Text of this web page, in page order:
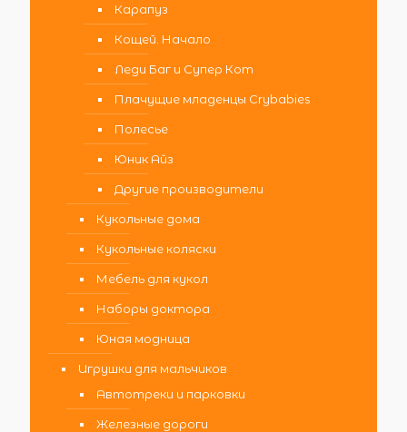
Карапуз
Кощей. Начало
Леди Баг и Супер Кот
Плачущие младенцы Crybabies
Полесье
Юник Айз
Другие производители
Кукольные дома
Кукольные коляски
Мебель для кукол
Наборы доктора
Юная модница
Игрушки для мальчиков
Автотреки и парковки
Железные дороги